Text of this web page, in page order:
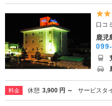
口コ
鹿児
料金 休憩 3,900 円 ～ サービスタ